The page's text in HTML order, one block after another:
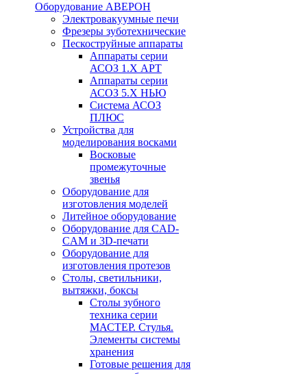
Оборудование АВЕРОН
Электровакуумные печи
Фрезеры зуботехнические
Пескоструйные аппараты
Аппараты серии
АСОЗ 1.Х АРТ
Аппараты серии
АСОЗ 5.Х НЬЮ
Система АСОЗ
ПЛЮС
Устройства для
моделирования восками
Восковые
промежуточные
звенья
Оборудование для
изготовления моделей
Литейное оборудование
Оборудование для CAD-
CAM и 3D-печати
Оборудование для
изготовления протезов
Cтолы, светильники,
вытяжки, боксы
Столы зубного
техника серии
МАСТЕР. Стулья.
Элементы системы
хранения
Готовые решения для